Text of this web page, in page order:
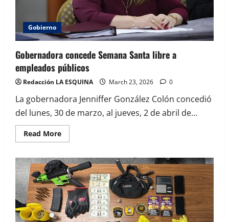
Gobierno
Gobernadora concede Semana Santa libre a
empleados públicos
Redacción LA ESQUINA March 23, 2026 0
La gobernadora Jenniffer González Colón concedió
del lunes, 30 de marzo, al jueves, 2 de abril de...
Read MoreRead
more
concede
Semana
Santa
libre
a
empleados
públicos